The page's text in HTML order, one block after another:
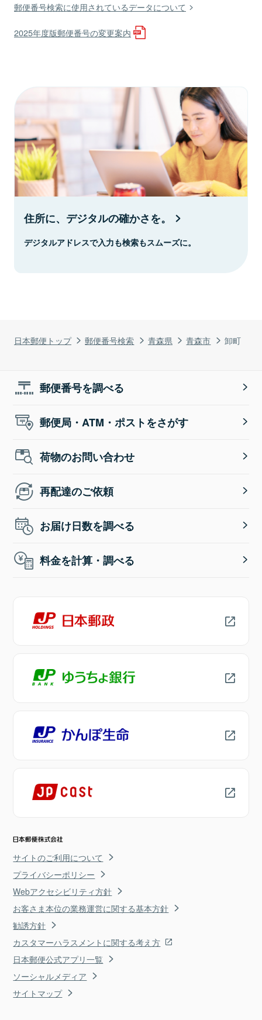
日本郵便トップ 郵便番号検索 青森県 青森市 卸町
郵便番号検索に使用されているデータについて
2025年度版郵便番号の変更案内
住所に、デジタルの確かさを。
デジタルアドレスで入力も検索もスムーズに。
郵便番号を調べる
郵便局・ATM・ポストをさがす
荷物のお問い合わせ
再配達のご依頼
お届け日数を調べる
料金を計算・調べる
サイトのご利用について
プライバシーポリシー
Webアクセシビリティ方針
お客さま本位の業務運営に関する基本方針
勧誘方針
カスタマーハラスメントに関する考え方
日本郵便公式アプリ一覧
ソーシャルメディア
サイトマップ